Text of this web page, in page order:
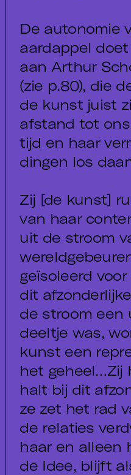
De autonomie
aardappel
aan Arthur
(zie p.80), die
de kunst juist
afstand tot
tijd en haar
dingen los
Zij [de kunst]
van haar
uit de stroom
geïsoleerd
dit
de stroom een
deeltje was,
kunst een
het geheel…Zij
halt bij dit
ze zet het rad
de relaties
haar en alleen
de Idee, blijft